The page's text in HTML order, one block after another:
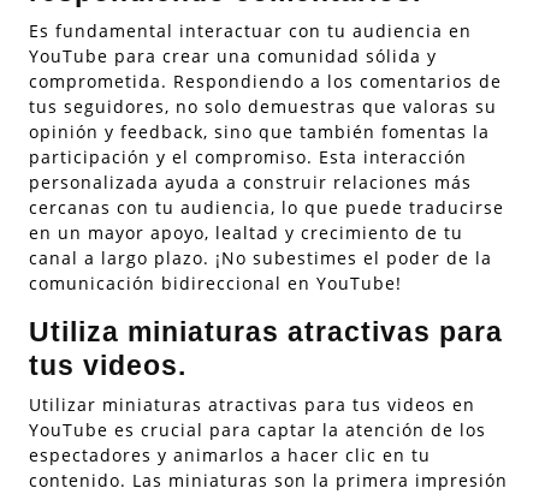
Es fundamental interactuar con tu audiencia en
YouTube para crear una comunidad sólida y
comprometida. Respondiendo a los comentarios de
tus seguidores, no solo demuestras que valoras su
opinión y feedback, sino que también fomentas la
participación y el compromiso. Esta interacción
personalizada ayuda a construir relaciones más
cercanas con tu audiencia, lo que puede traducirse
en un mayor apoyo, lealtad y crecimiento de tu
canal a largo plazo. ¡No subestimes el poder de la
comunicación bidireccional en YouTube!
Utiliza miniaturas atractivas para
tus videos.
Utilizar miniaturas atractivas para tus videos en
YouTube es crucial para captar la atención de los
espectadores y animarlos a hacer clic en tu
contenido. Las miniaturas son la primera impresión